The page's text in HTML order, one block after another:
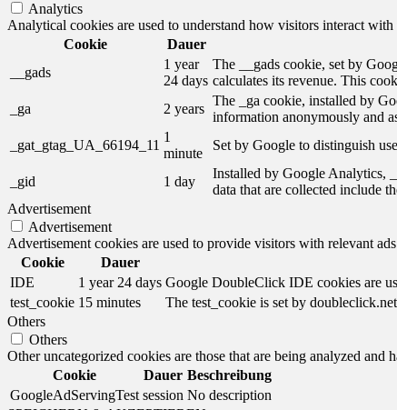
Analytics
Analytical cookies are used to understand how visitors interact
Cookie
Dauer
__gads
1 year
24 days
The __gads cookie, set by
calculates its revenue. This
_ga
2 years
The _ga cookie, installed by
information anonymously and
_gat_gtag_UA_66194_11
1
minute
Set by Google to distinguish
_gid 1 day
Installed by Google Analytics,
data that are collected include
Advertisement
Advertisement
Advertisement cookies are used to provide visitors with relevant
Cookie
Dauer
IDE
1 year 24 days Google DoubleClick IDE cookies are
test_cookie 15 minutes
The test_cookie is set by
Others
Others
Other uncategorized cookies are those that are being analyzed and
Cookie
Dauer Beschreibung
GoogleAdServingTest session No description